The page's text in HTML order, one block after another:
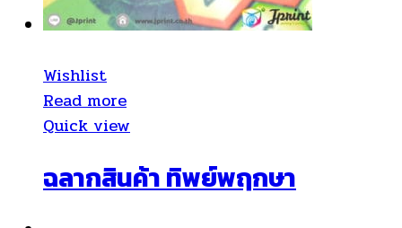
Wishlist
Read more
Quick view
ฉลากสินค้า ทิพย์พฤกษา